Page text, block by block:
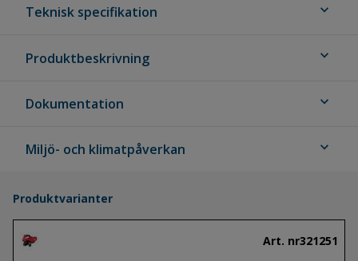
Teknisk specifikation expand_more
Produktbeskrivning expand_more
Dokumentation expand_more
Miljö- och klimatpåverkan expand_more
Produktvarianter
Art. nr321251